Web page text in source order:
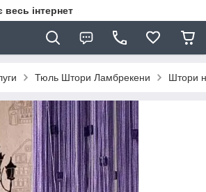
інтернет
Тюль Штори Ламбрекени Штори